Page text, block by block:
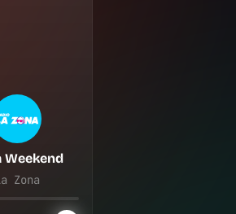
Weekend
Zona